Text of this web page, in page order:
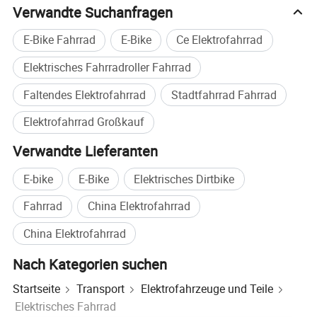
Elementname
MIQI
Abmessungen
1420×630×1040mm
Reichweite
MAX. Geschwindigkeit
30km/h
Batterie
48v12ah Bleiakku
Verwandte Suchanfragen
E-Bike Fahrrad E-Bike
Ce Elektrofahrrad
Elektrisches Fahrradroller Fahrrad
Faltendes Elektrofahrrad
Stadtfahrrad Fahrrad
Elektrofahrrad Großkauf
Verwandte Lieferanten
E-bike E-Bike
Elektrisches Dirtbike
Fahrrad
China Elektrofahrrad
China Elektrofahrrad
Nach Kategorien suchen
Startseite Transport
Elektrofahrzeuge und Teile
Elektrisches Fahrrad